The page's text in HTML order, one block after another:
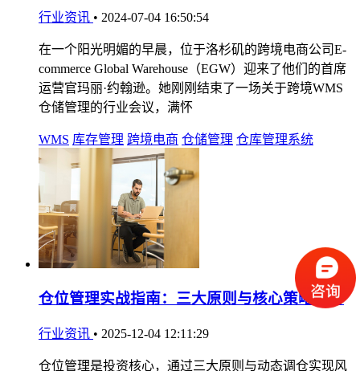
行业资讯 • 2024-07-04 16:50:54
在一个阳光明媚的早晨，位于洛杉矶的跨境电商公司E-
commerce Global Warehouse（EGW）迎来了他们的首席
运营官玛丽·约翰逊。她刚刚结束了一场关于跨境WMS
仓储管理的行业会议，满怀
WMS 库存管理 跨境电商 仓储管理 仓库管理系统
仓位管理实战指南：三大原则与核心策略解析
行业资讯 • 2025-12-04 12:11:29
仓位管理是投资核心，通过三大原则与动态调仓实现风